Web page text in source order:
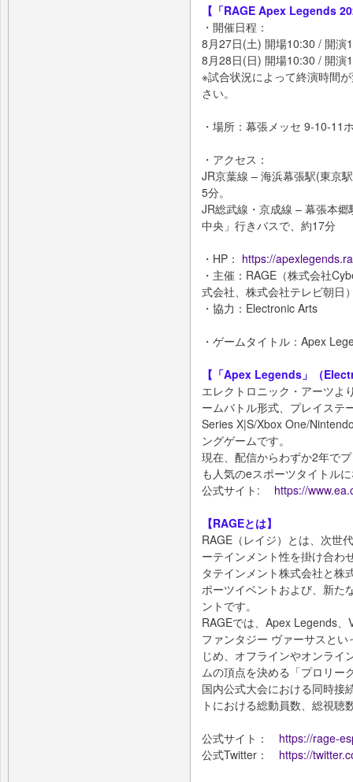
【「RAGE Apex Legends
・開催日程：
8月27日(土) 開場10:30 / 開演
8月28日(日) 開場10:30 / 開演
※試合状況によって終演時間
さい。
・場所：幕張メッセ 9-10-11
・アクセス：
JR京葉線 – 海浜幕張駅(東京
5分。
JR総武線・京成線 – 幕張本
中央」行きバスで、約17分
・HP： https://
・主催：RAGE（株式会社
式会社、株式会社テレビ朝日
・協力：Electronic Arts
・ゲームタイトル：Apex
【「Apex Legends」（
エレクトロニック・アーツよ
ームバトル形式、プレイステ
Series X|S/Xbox One/
ングゲームです。
現在、配信からわずか2年で
も人気のeスポーツタイトル
公式サイト: https://
【RAGEとは】
RAGE（レイジ）とは、次世
ーテインメント性を掛け合わ
タテインメント株式会社と株
ポーツイベントおよび、新た
ントです。
RAGEでは、Apex Legends
ファンタジー ヴァーサスと
じめ、オフラインやオンライ
ムの頂点を決める「プロリー
国内公式大会における同時接
トにおける総動員数、総視
公式サイト： https://rage-
公式Twitter： https://